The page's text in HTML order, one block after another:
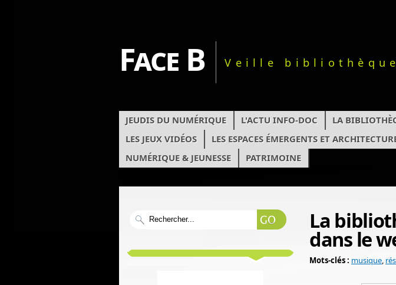
Face B Veille
JEUDIS DU NUMÉRIQUE L'ACTU INFO-DOC LA
LES JEUX VIDÉOS
LES ESPACES ÉMERGENTS ET
NUMÉRIQUE & JEUNESSE
PATRIMOINE
La
dans le
Mots-clés : musique,